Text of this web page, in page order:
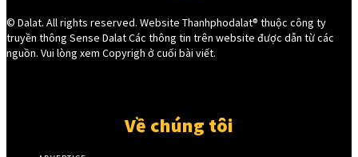
© Dalat. All rights reserved. Website Thanhphodalat® thuộc công ty
truyền thông Sense Dalat Các thông tin trên website được dẫn từ các
nguồn. Vui lòng xem Copyrigh ở cuối bài viết.
Về chúng tôi